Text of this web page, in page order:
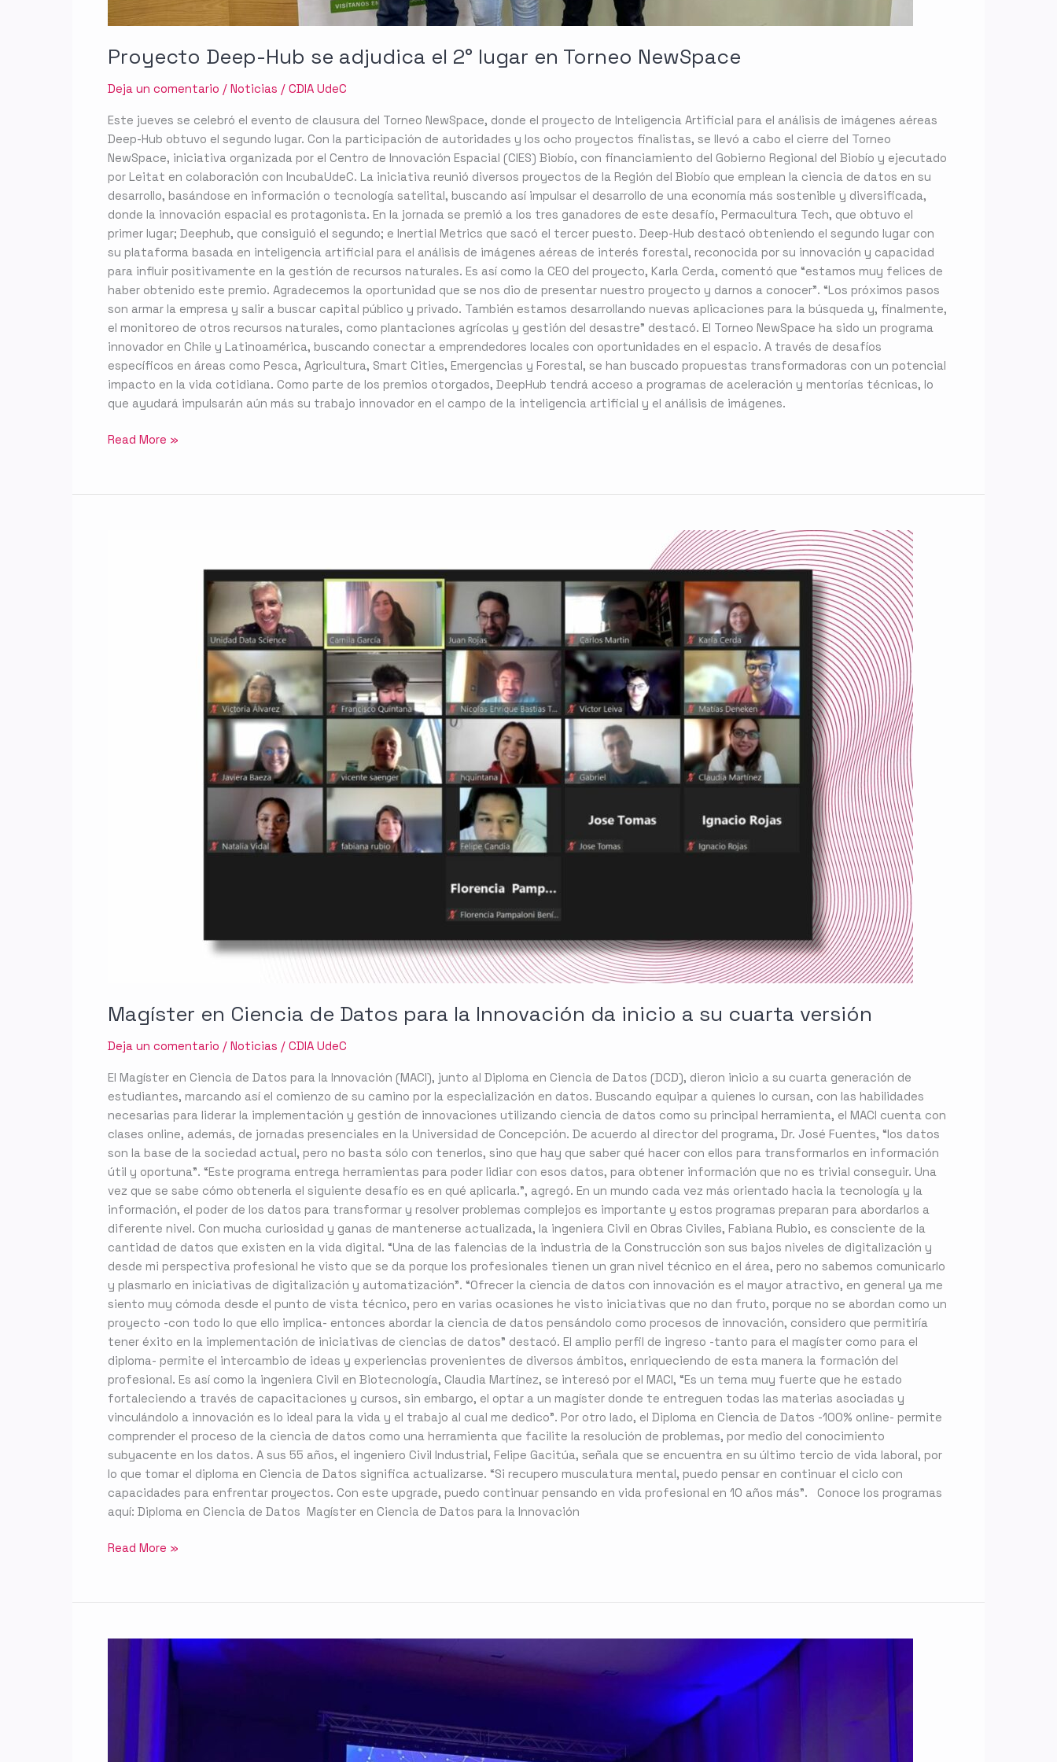
Proyecto Deep-Hub se adjudica el 2° lugar en Torneo NewSpace
Deja un comentario / Noticias / CDIA UdeC
Este jueves se celebró el evento de clausura del Torneo NewSpace, donde el proyecto de Inteligencia Artificial para el análisis de imágenes aéreas
Deep-Hub obtuvo el segundo lugar. Con la participación de autoridades y los ocho proyectos finalistas, se llevó a cabo el cierre del Torneo
NewSpace, iniciativa organizada por el Centro de Innovación Espacial (CIES) Biobío, con financiamiento del Gobierno Regional del Biobío y ejecutado
por Leitat en colaboración con IncubaUdeC. La iniciativa reunió diversos proyectos de la Región del Biobío que emplean la ciencia de datos en su
desarrollo, basándose en información o tecnología satelital, buscando así impulsar el desarrollo de una economía más sostenible y diversificada,
donde la innovación espacial es protagonista. En la jornada se premió a los tres ganadores de este desafío, Permacultura Tech, que obtuvo el
primer lugar; Deephub, que consiguió el segundo; e Inertial Metrics que sacó el tercer puesto. Deep-Hub destacó obteniendo el segundo lugar con
su plataforma basada en inteligencia artificial para el análisis de imágenes aéreas de interés forestal, reconocida por su innovación y capacidad
para influir positivamente en la gestión de recursos naturales. Es así como la CEO del proyecto, Karla Cerda, comentó que “estamos muy felices de
haber obtenido este premio. Agradecemos la oportunidad que se nos dio de presentar nuestro proyecto y darnos a conocer”. “Los próximos pasos
son armar la empresa y salir a buscar capital público y privado. También estamos desarrollando nuevas aplicaciones para la búsqueda y, finalmente,
el monitoreo de otros recursos naturales, como plantaciones agrícolas y gestión del desastre” destacó. El Torneo NewSpace ha sido un programa
innovador en Chile y Latinoamérica, buscando conectar a emprendedores locales con oportunidades en el espacio. A través de desafíos
específicos en áreas como Pesca, Agricultura, Smart Cities, Emergencias y Forestal, se han buscado propuestas transformadoras con un potencial
impacto en la vida cotidiana. Como parte de los premios otorgados, DeepHub tendrá acceso a programas de aceleración y mentorías técnicas, lo
que ayudará impulsarán aún más su trabajo innovador en el campo de la inteligencia artificial y el análisis de imágenes.
Read More »
Magíster en Ciencia de Datos para la Innovación da inicio a su cuarta versión
Deja un comentario / Noticias / CDIA UdeC
El Magíster en Ciencia de Datos para la Innovación (MACI), junto al Diploma en Ciencia de Datos (DCD), dieron inicio a su cuarta generación de
estudiantes, marcando así el comienzo de su camino por la especialización en datos. Buscando equipar a quienes lo cursan, con las habilidades
necesarias para liderar la implementación y gestión de innovaciones utilizando ciencia de datos como su principal herramienta, el MACI cuenta con
clases online, además, de jornadas presenciales en la Universidad de Concepción. De acuerdo al director del programa, Dr. José Fuentes, “los datos
son la base de la sociedad actual, pero no basta sólo con tenerlos, sino que hay que saber qué hacer con ellos para transformarlos en información
útil y oportuna”. “Este programa entrega herramientas para poder lidiar con esos datos, para obtener información que no es trivial conseguir. Una
vez que se sabe cómo obtenerla el siguiente desafío es en qué aplicarla.”, agregó. En un mundo cada vez más orientado hacia la tecnología y la
información, el poder de los datos para transformar y resolver problemas complejos es importante y estos programas preparan para abordarlos a
diferente nivel. Con mucha curiosidad y ganas de mantenerse actualizada, la ingeniera Civil en Obras Civiles, Fabiana Rubio, es consciente de la
cantidad de datos que existen en la vida digital. “Una de las falencias de la industria de la Construcción son sus bajos niveles de digitalización y
desde mi perspectiva profesional he visto que se da porque los profesionales tienen un gran nivel técnico en el área, pero no sabemos comunicarlo
y plasmarlo en iniciativas de digitalización y automatización”. “Ofrecer la ciencia de datos con innovación es el mayor atractivo, en general ya me
siento muy cómoda desde el punto de vista técnico, pero en varias ocasiones he visto iniciativas que no dan fruto, porque no se abordan como un
proyecto -con todo lo que ello implica- entonces abordar la ciencia de datos pensándolo como procesos de innovación, considero que permitiría
tener éxito en la implementación de iniciativas de ciencias de datos” destacó. El amplio perfil de ingreso -tanto para el magíster como para el
diploma- permite el intercambio de ideas y experiencias provenientes de diversos ámbitos, enriqueciendo de esta manera la formación del
profesional. Es así como la ingeniera Civil en Biotecnología, Claudia Martínez, se interesó por el MACI, “Es un tema muy fuerte que he estado
fortaleciendo a través de capacitaciones y cursos, sin embargo, el optar a un magíster donde te entreguen todas las materias asociadas y
vinculándolo a innovación es lo ideal para la vida y el trabajo al cual me dedico”. Por otro lado, el Diploma en Ciencia de Datos -100% online- permite
comprender el proceso de la ciencia de datos como una herramienta que facilite la resolución de problemas, por medio del conocimiento
subyacente en los datos. A sus 55 años, el ingeniero Civil Industrial, Felipe Gacitúa, señala que se encuentra en su último tercio de vida laboral, por
lo que tomar el diploma en Ciencia de Datos significa actualizarse. “Si recupero musculatura mental, puedo pensar en continuar el ciclo con
capacidades para enfrentar proyectos. Con este upgrade, puedo continuar pensando en vida profesional en 10 años más”. Conoce los programas
aquí: Diploma en Ciencia de Datos Magíster en Ciencia de Datos para la Innovación
Read More »